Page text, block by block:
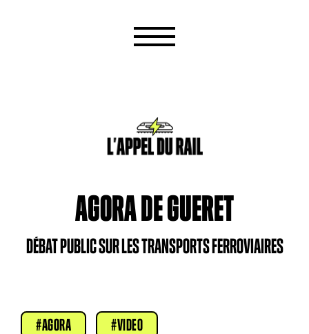
AGORA DE GUERET
DÉBAT PUBLIC SUR LES TRANSPORTS FERROVIAIRES
AGORA VIDEO